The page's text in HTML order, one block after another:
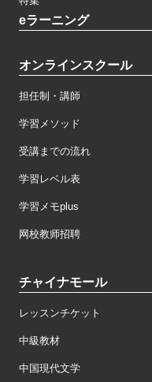
eラーニング
オンラインスクール
担任制・講師
学習メソッド
受講までの流れ
学習レベル表
学習メモplus
网校教师招聘
チャイナモール
レッスンチケット
中級教材
中国現代文学